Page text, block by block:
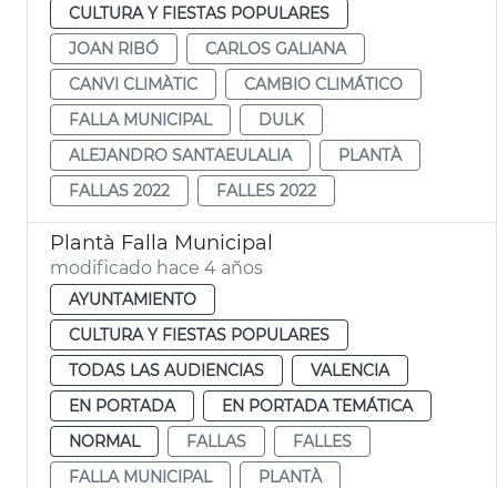
CULTURA Y FIESTAS POPULARES
JOAN RIBÓ
CARLOS GALIANA
CANVI CLIMÀTIC
CAMBIO CLIMÁTICO
FALLA MUNICIPAL
DULK
ALEJANDRO SANTAEULALIA
PLANTÀ
FALLAS 2022
FALLES 2022
Plantà Falla Municipal
modificado hace 4 años
AYUNTAMIENTO
CULTURA Y FIESTAS POPULARES
TODAS LAS AUDIENCIAS
VALENCIA
EN PORTADA
EN PORTADA TEMÁTICA
NORMAL
FALLAS
FALLES
FALLA MUNICIPAL
PLANTÀ